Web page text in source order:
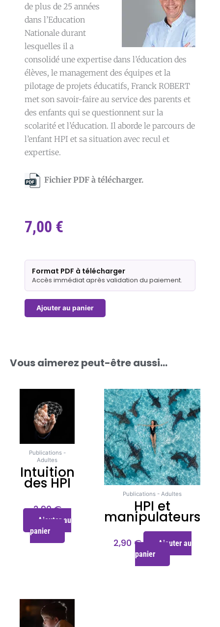
de plus de 25 années
dans l’Education
Nationale durant
lesquelles il a
consolidé une expertise dans l’éducation des
élèves, le management des équipes et la
pilotage de projets éducatifs, Franck ROBERT
met son savoir-faire au service des parents et
des enfants qui se questionnent sur la
scolarité et l’éducation. Il aborde le parcours de
l’enfant HPI et sa situation avec recul et
expertise.
Fichier PDF à télécharger.
7,00 €
Format PDF à télécharger
Accès immédiat après validation du paiement.
HPI
Ajouter au panier
Vous aimerez peut-être aussi…
Publications -
Adultes
Intuition
des HPI
2,90€
Ajouter au
panier
Publications - Adultes
HPI et
manipulateurs
2,90 €
Ajouter au
panier